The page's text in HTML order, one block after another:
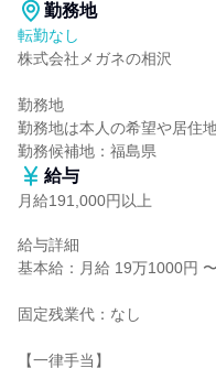
勤務地
転勤なし
株式会社メガネの相沢
勤務地
勤務地は本人の希望や居住
勤務候補地：福島県
給与
月給191,000円以上
給与詳細
基本給：月給 19万1000円 〜
固定残業代：なし
【一律手当】